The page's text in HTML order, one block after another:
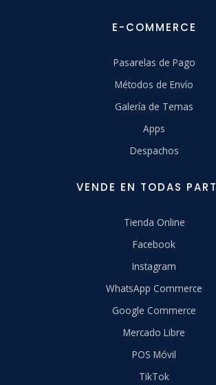
E-COMMERCE
Pasarelas de Pago
Métodos de Envío
Galería de Temas
Apps
Despachos
VENDE EN TODAS
Tienda Online
Facebook
Instagram
WhatsApp Commerce
Google Commerce
Mercado Libre
POS Móvil
TikTok